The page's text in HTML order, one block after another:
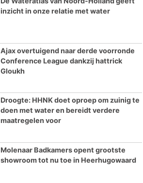
inzicht in onze relatie met water
Ajax overtuigend naar derde voorronde
Conference League dankzij hattrick
Gloukh
Droogte: HHNK doet oproep om zuinig te
doen met water en bereidt verdere
maatregelen voor
Molenaar Badkamers opent grootste
showroom tot nu toe in Heerhugowaard